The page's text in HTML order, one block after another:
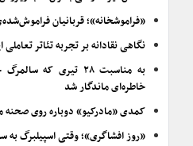
«فراموشخانه»؛ قربانیان
نگاهی نقادانه بر تجربه تئاتر
به مناسبت ۲۸ تیری
خاطره‌ای ماندگار شد
کمدی «مادرکیو» دوباره روی صحنه
«روز افشاگری»؛ وقتی اسپیلبرگ به